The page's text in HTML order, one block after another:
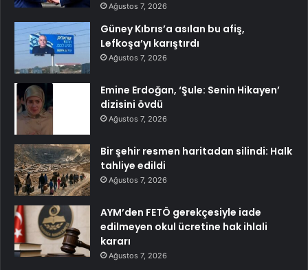
Ağustos 7, 2026
Güney Kıbrıs’a asılan bu afiş,
Lefkoşa’yı karıştırdı
Ağustos 7, 2026
Emine Erdoğan, ‘Şule: Senin Hikayen’
dizisini övdü
Ağustos 7, 2026
Bir şehir resmen haritadan silindi: Halk
tahliye edildi
Ağustos 7, 2026
AYM’den FETÖ gerekçesiyle iade
edilmeyen okul ücretine hak ihlali
kararı
Ağustos 7, 2026